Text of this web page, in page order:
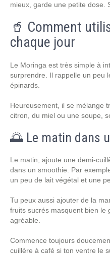
mieux, garde une petite dose.
🥤 Comment
chaque jour
Le Moringa est très simple à
surprendre. Il rappelle un peu
épinards.
Heureusement, il se mélange
citron, du miel ou une soupe,
🌅 Le matin dans
Le matin, ajoute une demi-
dans un smoothie. Par
un peu de lait végétal et une
Tu peux aussi ajouter de la
fruits sucrés masquent bien le
agréable.
Commence toujours
cuillère à café si ton ventre le